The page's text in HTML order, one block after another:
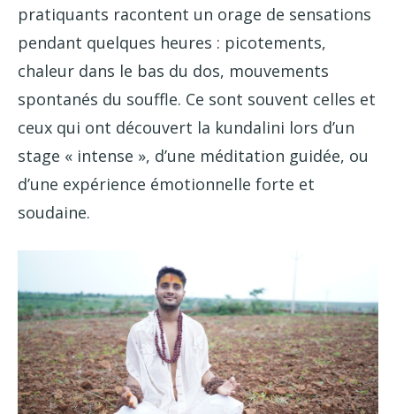
pratiquants racontent un orage de sensations
pendant quelques heures : picotements,
chaleur dans le bas du dos, mouvements
spontanés du souffle. Ce sont souvent celles et
ceux qui ont découvert la kundalini lors d’un
stage « intense », d’une méditation guidée, ou
d’une expérience émotionnelle forte et
soudaine.